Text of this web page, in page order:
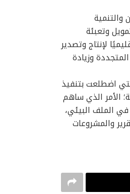
وتعبئة
لإنتاج وتصدير
وزيادة
اضطلعت بتنفيذ
الأمر الذي ساهم
الملف البيئي،
والمشروعات